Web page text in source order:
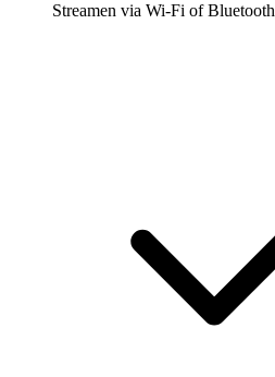
Streamen via Wi-Fi of Bluetooth